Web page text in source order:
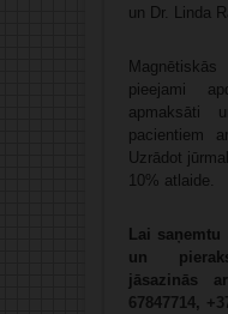
un Dr. Linda
pieejami
apmaksāti
pacientiem
Uzrādot
10% atlaide.
Lai
un
jāsazinās
67847714,